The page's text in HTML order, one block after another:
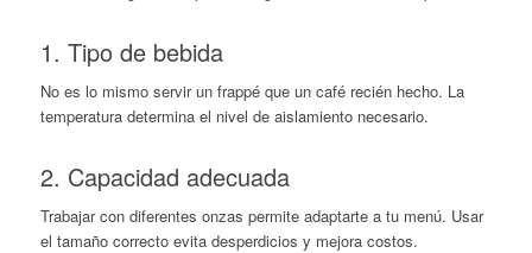
1. Tipo de bebida
No es lo mismo servir un frappé que un café recién hecho. La
temperatura determina el nivel de aislamiento necesario.
2. Capacidad adecuada
Trabajar con diferentes onzas permite adaptarte a tu menú. Usar
el tamaño correcto evita desperdicios y mejora costos.